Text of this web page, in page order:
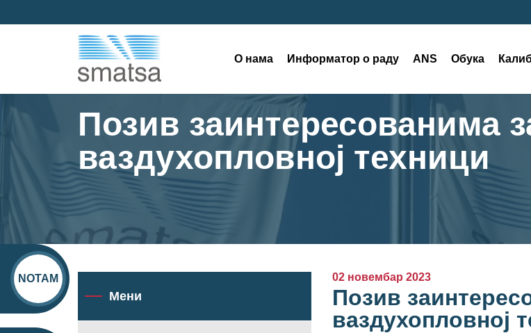
О нама Информатор о раду ANS Обука
NOTAM
Позив заинтересованима
ваздухопловној техници
Мени
02 новембар 2023
Позив
ваздухопловној